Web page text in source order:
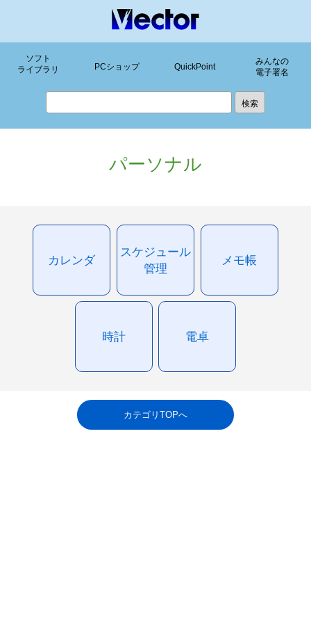
ソフト
ライブラリ
PCショップ QuickPoint
みんなの
電子署名
パーソナル
カレンダ
スケジュール
管理
メモ帳
時計 電卓
カテゴリTOPへ